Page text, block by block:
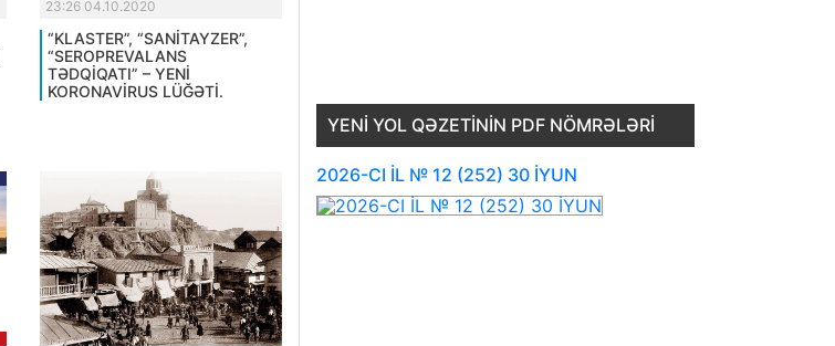
23:26 04.10.2020
“KLASTER”, “SANİTAYZER”,
“SEROPREVALANS
TƏDQİQATI” – YENİ
KORONAVİRUS LÜĞƏTİ.
YENI YOL QƏZETININ PDF NÖMRƏLƏRI
2026-CI İL № 12 (252) 30 İYUN